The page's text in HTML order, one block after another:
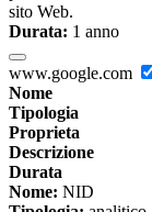
sito Web.
Durata: 1 anno
www.google.com
Nome
Tipologia
Proprieta
Descrizione
Durata
Nome: NID